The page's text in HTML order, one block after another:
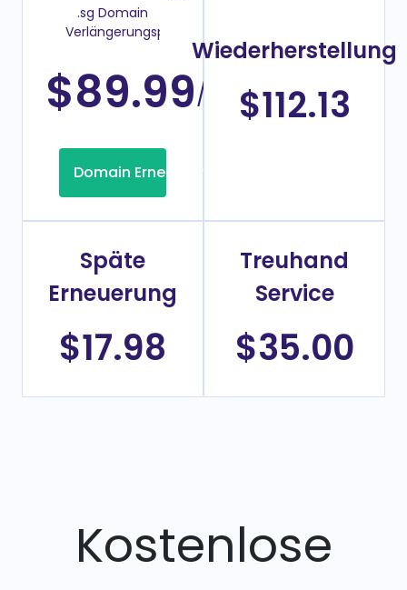
.sg Domain
Verlängerungspreis
$89.99/Jahr
Domain Erneuerung
Wiederherstellung
$112.13
Späte
Erneuerung
$17.98
Treuhand
Service
$35.00
Kostenlose